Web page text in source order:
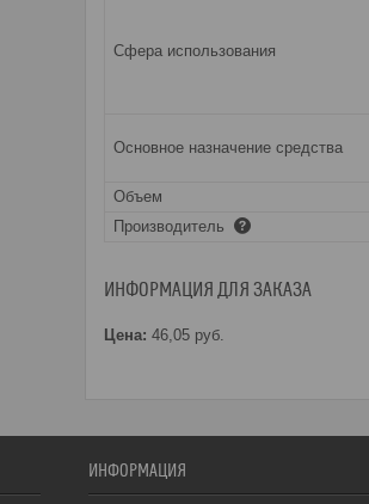
Сфера использования
Основное назначение средства
Объем
Производитель
ИНФОРМАЦИЯ ДЛЯ ЗАКАЗА
Цена: 46,05 руб.
ИНФОРМАЦИЯ